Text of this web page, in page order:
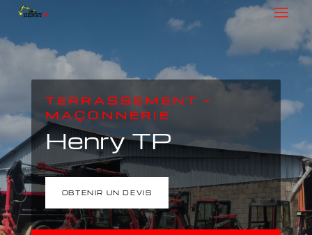
TERRASSEMENT –
MAÇONNERIE
Henry TP
OBTENIR UN DEVIS